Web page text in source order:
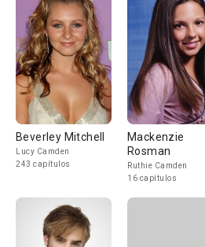
Beverley Mitchell
Lucy Camden
243 capítulos
Mackenzie
Rosman
Ruthie Camden
16 capítulos